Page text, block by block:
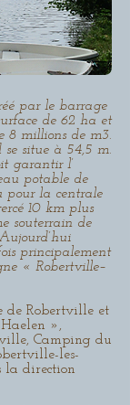
par le barrage
de 62 ha et
8 millions de m3.
situe à 54,5 m.
garantir l’
potable de
pour la centrale
10 km plus
souterrain de
principalement
« Robertville–
de Robertville et
»,
Camping du
les-
la direction